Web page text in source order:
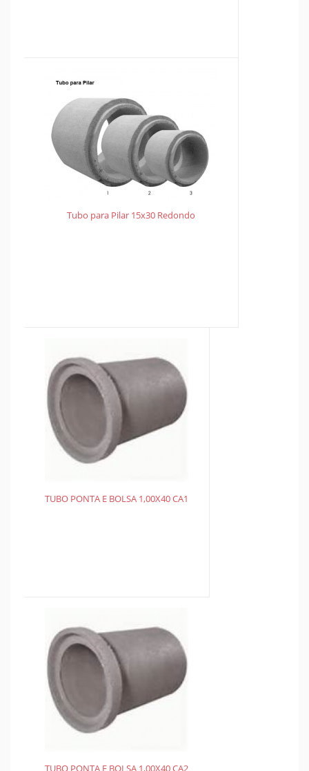
Tubo para Pilar 15x30 Redondo
TUBO PONTA E BOLSA 1,00X40 CA1
TUBO PONTA E BOLSA 1,00X40 CA2